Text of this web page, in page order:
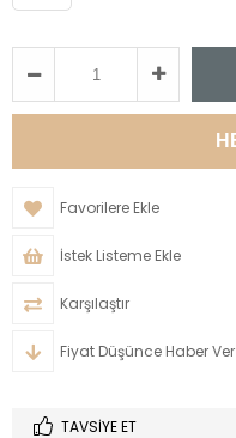
Favorilere Ekle
İstek Listeme Ekle
Karşılaştır
Fiyat Düşünce Haber Ver
TAVSIYE ET